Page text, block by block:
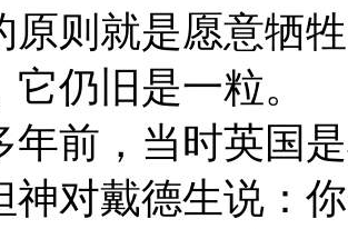
原则就是愿意牺
它仍旧是一粒。
年前，当时英国
神对戴德生说：